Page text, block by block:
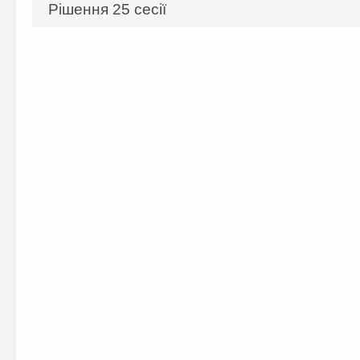
Рішення 25 сесії